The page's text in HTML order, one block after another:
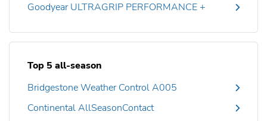
Goodyear ULTRAGRIP PERFORMANCE +
Top 5 all-season
Bridgestone Weather Control A005
Continental AllSeasonContact